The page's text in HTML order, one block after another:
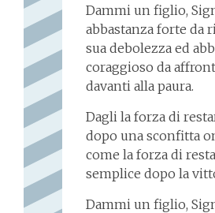
Dammi un figlio,
abbastanza forte da
sua debolezza ed
coraggioso da
davanti alla paura.
Dagli la forza di
dopo una sconfitta
come la forza di
semplice dopo la
Dammi un figlio,